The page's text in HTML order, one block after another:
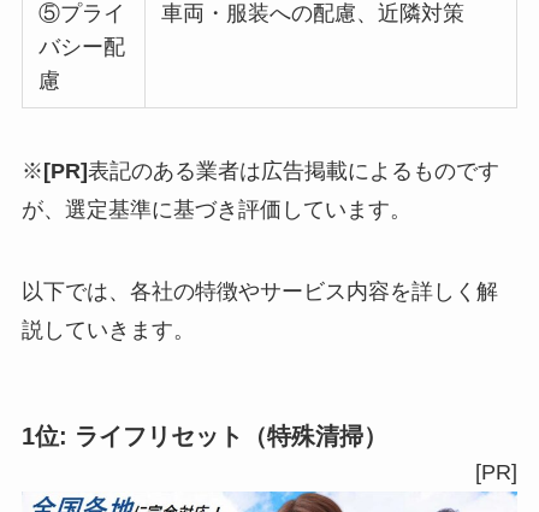
⑤プライ
バシー配
慮
車両・服装への配慮、近隣対策
※[PR]表記のある業者は広告掲載によるものです
が、選定基準に基づき評価しています。
以下では、各社の特徴やサービス内容を詳しく解
説していきます。
1位: ライフリセット （特殊清掃）
[PR]